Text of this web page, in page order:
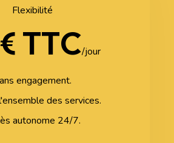
Flexibilité
TTC/jour
engagement.
des services.
autonome 24/7.